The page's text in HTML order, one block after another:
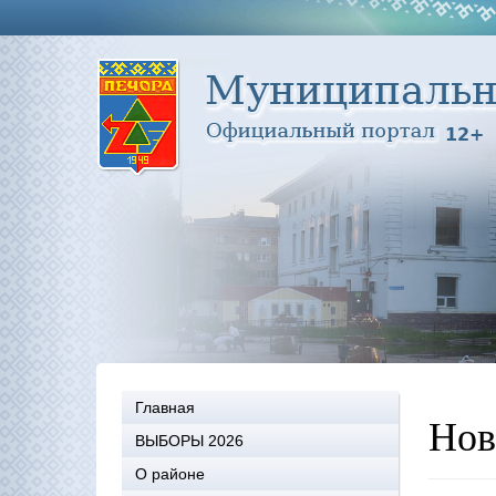
Главная
ВЫБОРЫ 2026
О районе